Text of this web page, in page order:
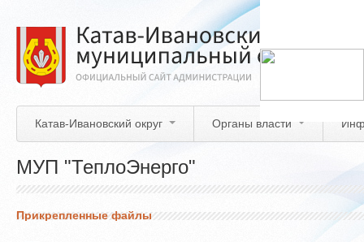
основному
содержанию
Катав-Ивановский округ Органы власти
МУП "ТеплоЭнерго"
Прикрепленные файлы